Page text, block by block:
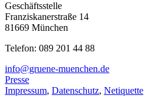
Geschäftsstelle
Franziskanerstraße 14
81669 München
Telefon: 089 201 44 88
info@gruene-muenchen.de
Presse
Impressum, Datenschutz, Netiquette